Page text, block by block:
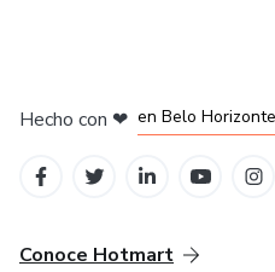
Hecho con ❤ en Belo Horizonte
Conoce Hotmart